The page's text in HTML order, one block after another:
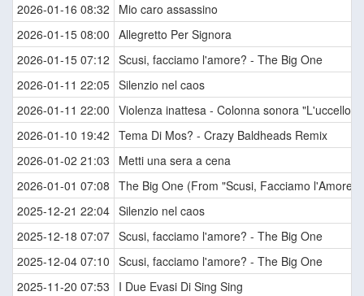
2026-01-16 08:32
Mio caro assassino
2026-01-15 08:00 Allegretto Per Signora
2026-01-15 07:12 Scusi, facciamo l'amore? - The Big One
2026-01-11 22:05 Silenzio nel caos
2026-01-11 22:00 Violenza inattesa - Colonna sonora "L'uccello
2026-01-10 19:42 Tema Di Mos? - Crazy Baldheads Remix
2026-01-02 21:03
Metti una sera a cena
2026-01-01 07:08 The Big One (From "Scusi, Facciamo
2025-12-21 22:04 Silenzio nel caos
2025-12-18 07:07 Scusi, facciamo l'amore? - The Big One
2025-12-04 07:10 Scusi, facciamo l'amore? - The Big One
2025-11-20 07:53
I Due Evasi Di Sing Sing